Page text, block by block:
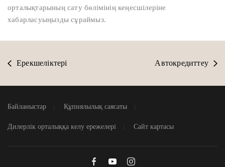
орталықтарының сату бөлімінің кеңесшілеріне
хабарласуыңызды сұраймыз.
Ерекшеліктері Автокредиттеу
Байланыстар Құпиялылық саясаты
Дилерлік орталыққа келу ережелері Сайт картасы